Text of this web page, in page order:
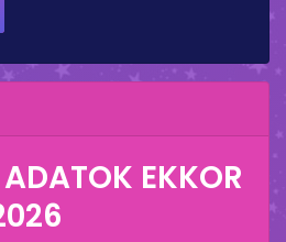
EKKOR